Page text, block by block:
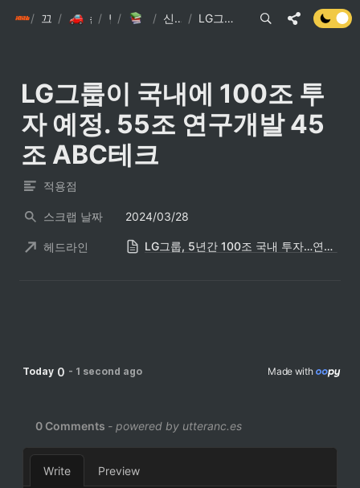
init6
/ 끄적끄적/ 손현준 끄적끄적
/ 팁
/ IT관련 기사
/ 신문스크랩 요약 / LG그룹이 국내에 100조 투자 예정. 55조 연구개발 45조 ABC테크
LG그룹이 국내에 100조 투
자 예정. 55조 연구개발 45
조 ABC테크
적용점
스크랩 날짜 2024/03/28
헤드라인 LG그룹, 5년간 100조 국내 투자…연구개발에 55조 투입
Today 0 - 1 second ago Made with